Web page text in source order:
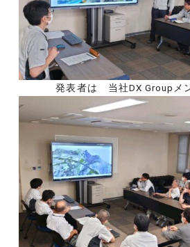
発表者は 当社DX Groupメ